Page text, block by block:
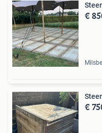
€
€